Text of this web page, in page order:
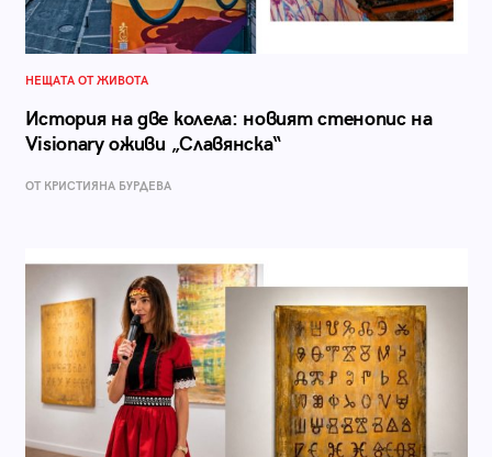
НЕЩАТА ОТ ЖИВОТА
История на две колела: новият стенопис на
Visionary оживи „Славянска“
ОТ КРИСТИЯНА БУРДЕВА